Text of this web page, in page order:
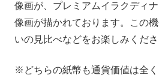
像画が、プレミアムイラクディ
像画が描かれております。この
いの見比べなどをお楽しみくださ
※どちらの紙幣も通貨価値は全く